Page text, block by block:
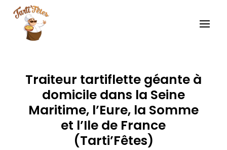
Traiteur tartiflette géante à
domicile dans la Seine
Maritime, l’Eure, la Somme
et l’Ile de France
(Tarti’Fêtes)